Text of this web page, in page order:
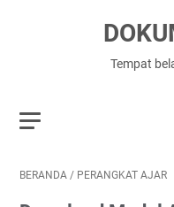
Tempat
BERANDA / PERANGKAT AJAR